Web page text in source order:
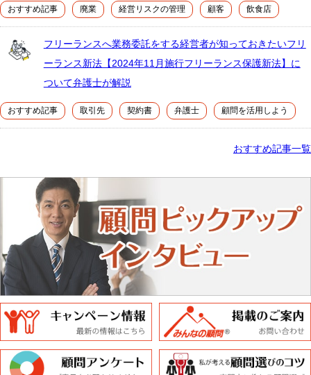
おすすめ記事 廃業 経営リスクの管理 顧客 飲食店
フリーランスへ業務委託をする経営者が知っておきたいフリ
ーランス新法【2024年11月施行フリーランス保護新法】に
ついて弁護士が解説
おすすめ記事 取引先 契約書 弁護士 顧問を活用しよう
おすすめ記事一覧